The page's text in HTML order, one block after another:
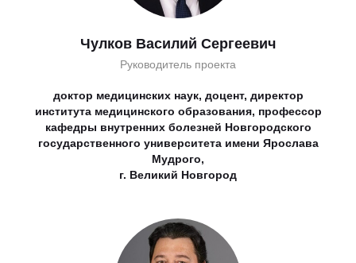
Чулков Василий Сергеевич
Руководитель проекта
доктор медицинских наук, доцент, директор
института медицинского образования, профессор
кафедры внутренних болезней Новгородского
государственного университета имени Ярослава
Мудрого,
г. Великий Новгород